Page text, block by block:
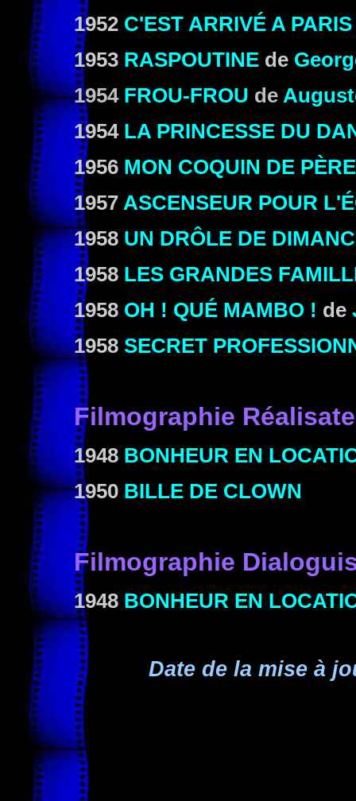
1952 C'EST ARRIVÉ A PARIS
1953 RASPOUTINE de
1954 FROU-FROU de
1954 LA PRINCESSE DU
1956 MON COQUIN DE PÈRE
1957 ASCENSEUR POUR
1958 UN DRÔLE DE
1958 LES GRANDES
1958 OH ! QUÉ MAMBO ! de
1958 SECRET
Filmographie
1948 BONHEUR EN
1950 BILLE DE CLOWN
Filmographie
1948 BONHEUR EN
Date de la mise à